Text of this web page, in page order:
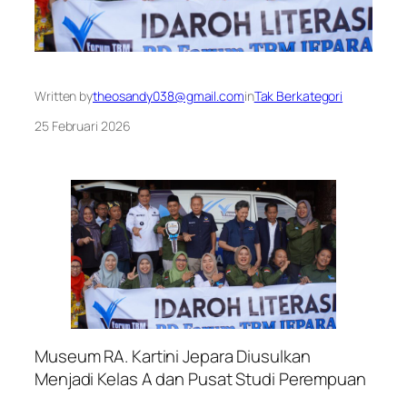
Written bytheosandy038@gmail.cominTak Berkategori
25 Februari 2026
Museum RA. Kartini Jepara Diusulkan
Menjadi Kelas A dan Pusat Studi Perempuan